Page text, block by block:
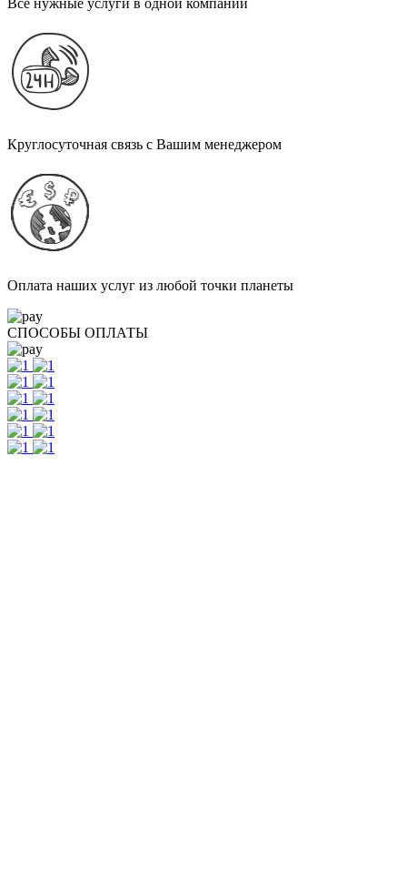
Круглосуточная связь с Вашим менеджером
Оплата наших услуг из любой точки планеты
СПОСОБЫ ОПЛАТЫ